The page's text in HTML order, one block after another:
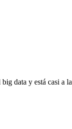
data y está casi a